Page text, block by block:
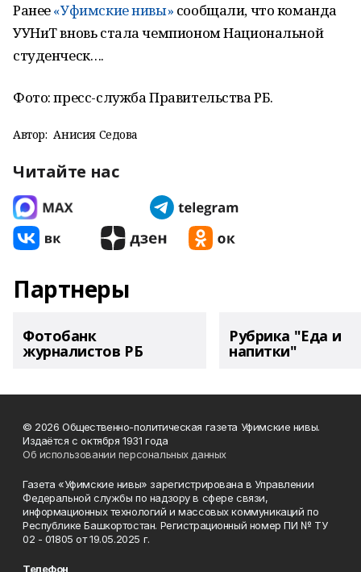
Ранее«Уфимские нивы» сообщали, что команда
УУНиТ вновь стала чемпионом Национальной
студенческ….
Фото: пресс-служба Правительства РБ.
Автор: Анисия Седова
Читайте нас
Партнеры
Фотобанк
журналистов РБ
Рубрика "Еда и
напитки"
© 2026 Общественно-политическая газета Уфимские нивы.
Издаётся с октября 1931 года
Об использовании персональных данных
Газета «Уфимские нивы» зарегистрирована в Управлении
Федеральной службы по надзору в сфере связи,
информационных технологий и массовых коммуникаций по
Республике Башкортостан. Регистрационный номер ПИ № ТУ
02 - 01805 от 19.05.2025 г.
Телефон